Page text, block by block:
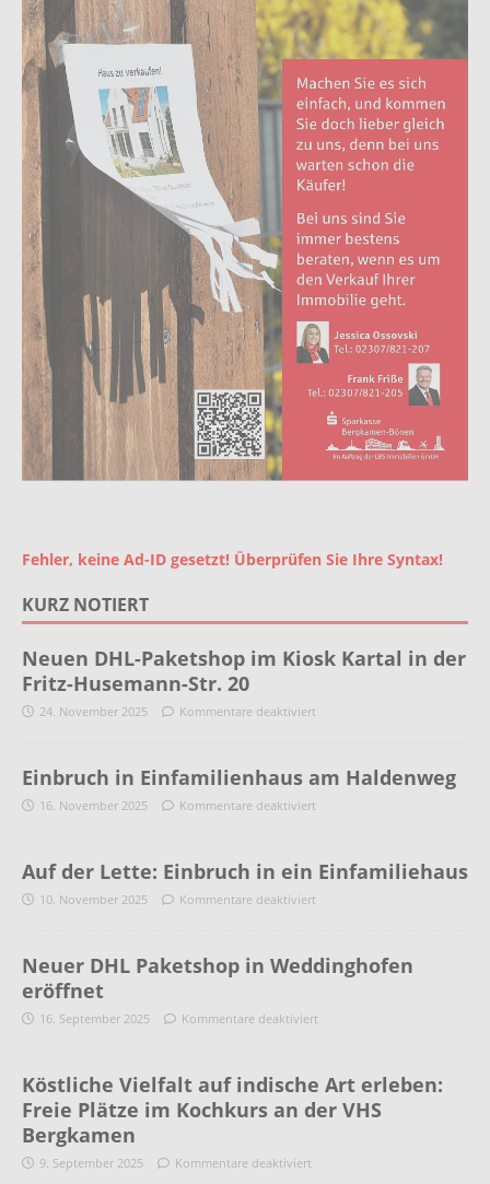
Fehler, keine Ad-ID gesetzt! Überprüfen Sie Ihre Syntax!
KURZ NOTIERT
Neuen DHL-Paketshop im Kiosk Kartal in der
Fritz-Husemann-Str. 20
24. November 2025 Kommentare deaktiviert
Einbruch in Einfamilienhaus am Haldenweg
16. November 2025 Kommentare deaktiviert
Auf der Lette: Einbruch in ein Einfamiliehaus
10. November 2025 Kommentare deaktiviert
Neuer DHL Paketshop in Weddinghofen
eröffnet
16. September 2025 Kommentare deaktiviert
Köstliche Vielfalt auf indische Art erleben:
Freie Plätze im Kochkurs an der VHS
Bergkamen
9. September 2025 Kommentare deaktiviert